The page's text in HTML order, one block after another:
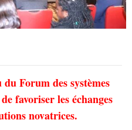
Forum des systèmes
favoriser les échanges
novatrices.